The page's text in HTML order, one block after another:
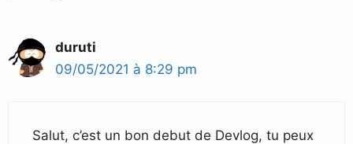
duruti
09/05/2021 à 8:29 pm
Salut, c’est un bon debut de Devlog, tu peux